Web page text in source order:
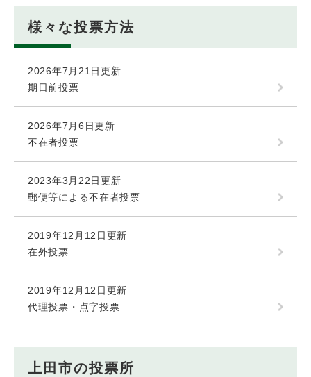
様々な投票方法
2026年7月21日更新
期日前投票
2026年7月6日更新
不在者投票
2023年3月22日更新
郵便等による不在者投票
2019年12月12日更新
在外投票
2019年12月12日更新
代理投票・点字投票
上田市の投票所